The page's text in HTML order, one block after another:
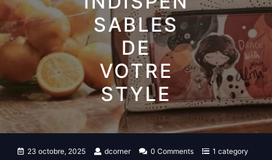
SABLES
DE
VOTRE
STYLE
23 octobre, 2025 dcorner 0 Comments 1 category